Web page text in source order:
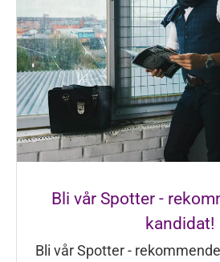
Bli vår Spotter -
kandidat!
Bli vår Spotter -